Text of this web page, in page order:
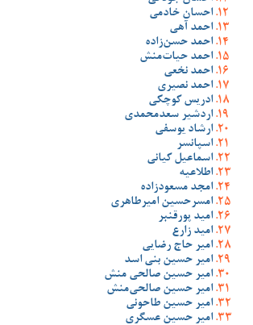
احسان خادمی
احمد آهی
احمد حسن‌زاده
احمد حیات‌منش
احمد نخعی
احمد نصیری
ادریس کوچکی
اردشیر سعدمحمدی
ارشاد یوسفی
اسپانسر
اسماعیل کیانی
اطلاعیه
امجد مسعودزاده
امسرحسین امیرطاهری
امید پورقنبر
امید زارع
امیر حاج رضایی
امیر حسین بنی اسد
امیر حسین صالحی منش
امیر حسین صالحی‌منش
امیر حسین طاحونی
امیر حسین عسگری